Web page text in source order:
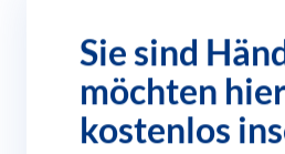
Sie sind
möchten
kostenlos